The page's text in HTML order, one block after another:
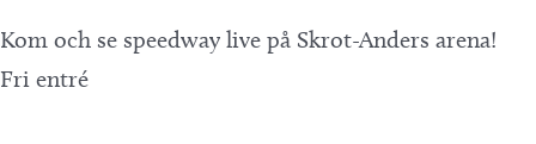
Kom och se speedway live på Skrot-Anders arena!
Fri entré